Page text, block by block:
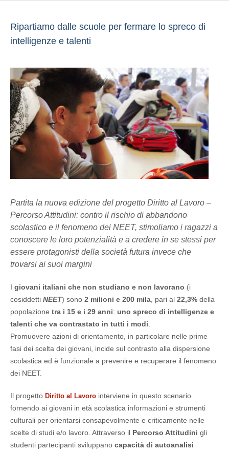
Ripartiamo dalle scuole per fermare lo spreco di
intelligenze e talenti
Partita la nuova edizione del progetto Diritto al Lavoro –
Percorso Attitudini: contro il rischio di abbandono
scolastico e il fenomeno dei NEET, stimoliamo i ragazzi a
conoscere le loro potenzialità e a credere in se stessi per
essere protagonisti della società futura invece che
trovarsi ai suoi margini
I giovani italiani che non studiano e non lavorano (i
cosiddetti NEET) sono 2 milioni e 200 mila, pari al 22,3% della
popolazione tra i 15 e i 29 anni: uno spreco di intelligenze e
talenti che va contrastato in tutti i modi.
Promuovere azioni di orientamento, in particolare nelle prime
fasi dei scelta dei giovani, incide sul contrasto alla dispersione
scolastica ed è funzionale a prevenire e recuperare il fenomeno
dei NEET.
Il progetto Diritto al Lavoro interviene in questo scenario
fornendo ai giovani in età scolastica informazioni e strumenti
culturali per orientarsi consapevolmente e criticamente nelle
scelte di studi e/o lavoro. Attraverso il Percorso Attitudini gli
studenti partecipanti sviluppano capacità di autoanalisi